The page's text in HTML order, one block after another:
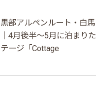
部アルペンルート・白馬
4月後半〜5月に泊まりた
ージ「Cottage